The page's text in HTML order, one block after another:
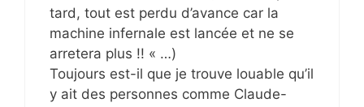
tard, tout est perdu d’avance car la
machine infernale est lancée et ne se
arretera plus !! « …)
Toujours est-il que je trouve louable qu’il
y ait des personnes comme Claude-